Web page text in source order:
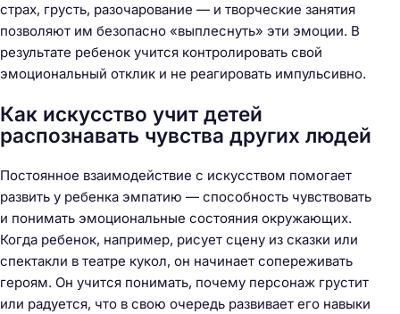
страх, грусть, разочарование — и творческие занятия
позволяют им безопасно «выплеснуть» эти эмоции. В
результате ребенок учится контролировать свой
эмоциональный отклик и не реагировать импульсивно.
Как искусство учит детей
распознавать чувства других людей
Постоянное взаимодействие с искусством помогает
развить у ребенка эмпатию — способность чувствовать
и понимать эмоциональные состояния окружающих.
Когда ребенок, например, рисует сцену из сказки или
спектакли в театре кукол, он начинает сопереживать
героям. Он учится понимать, почему персонаж грустит
или радуется, что в свою очередь развивает его навыки